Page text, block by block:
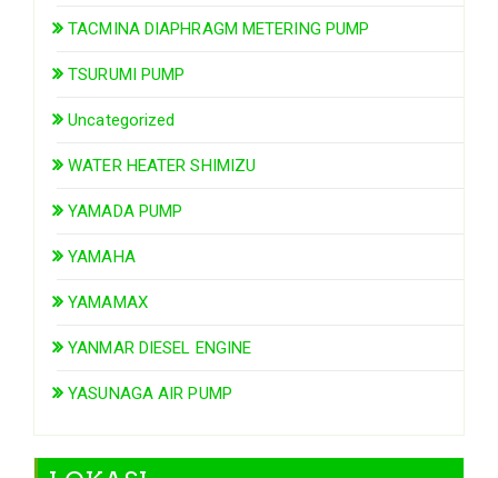
TACMINA DIAPHRAGM METERING PUMP
TSURUMI PUMP
Uncategorized
WATER HEATER SHIMIZU
YAMADA PUMP
YAMAHA
YAMAMAX
YANMAR DIESEL ENGINE
YASUNAGA AIR PUMP